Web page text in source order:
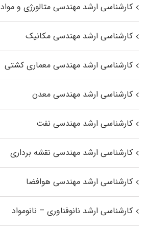
کارشناسی ارشد مهندسی متالورژی و مواد
کارشناسی ارشد مهندسی مکانیک
کارشناسی ارشد مهندسی معماری کشتی
کارشناسی ارشد مهندسی معدن
کارشناسی ارشد مهندسی نفت
کارشناسی ارشد مهندسی نقشه برداری
کارشناسی ارشد مهندسی هوافضا
کارشناسی ارشد نانوفناوری – نانومواد